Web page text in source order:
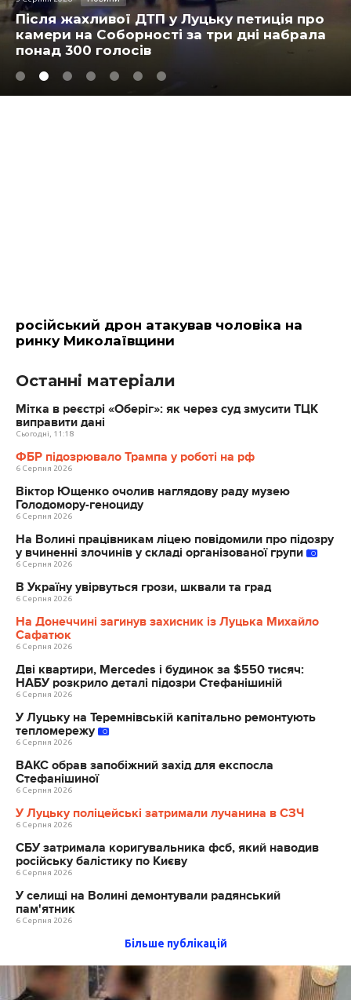
російський дрон атакував чоловіка на
ринку Миколаївщини
жахливої ДТП у Луцьку петиція про
на Соборності за три дні набрала
300 голосів
На
Останні матеріали
Мітка в реєстрі «Оберіг»: як через суд змусити ТЦК
виправити дані
Сьогодні, 11:18
ФБР підозрювало Трампа у роботі на рф
6 Серпня 2026
Віктор Ющенко очолив наглядову раду музею
Голодомору-геноциду
6 Серпня 2026
На Волині працівникам ліцею повідомили про підозру
у вчиненні злочинів у складі організованої групи
6 Серпня 2026
В Україну увірвуться грози, шквали та град
6 Серпня 2026
На Донеччині загинув захисник із Луцька Михайло
Сафатюк
6 Серпня 2026
Дві квартири, Mercedes і будинок за $550 тисяч:
НАБУ розкрило деталі підозри Стефанішиній
6 Серпня 2026
У Луцьку на Теремнівській капітально ремонтують
тепломережу
6 Серпня 2026
ВАКС обрав запобіжний захід для експосла
Стефанішиної
6 Серпня 2026
У Луцьку поліцейські затримали лучанина в СЗЧ
6 Серпня 2026
СБУ затримала коригувальника фсб, який наводив
російську балістику по Києву
6 Серпня 2026
У селищі на Волині демонтували радянський
пам'ятник
6 Серпня 2026
Більше публікацій